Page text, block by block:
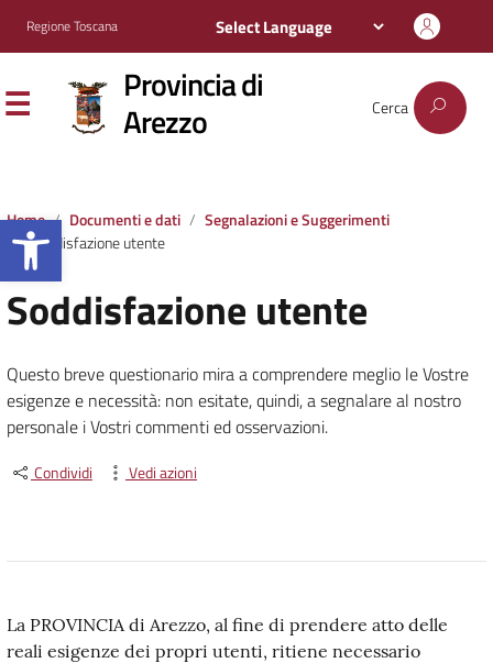
Apri la barra degli strumenti
Regione Toscana
Provincia di
Arezzo Cerca
Home Documenti e dati
Segnalazioni e Suggerimenti
Soddisfazione utente
Soddisfazione utente
Questo breve questionario mira a comprendere meglio le Vostre
esigenze e necessità: non esitate, quindi, a segnalare al nostro
personale i Vostri commenti ed osservazioni.
Condividi Vedi azioni
La PROVINCIA di Arezzo, al fine di prendere atto delle
reali esigenze dei propri utenti, ritiene necessario